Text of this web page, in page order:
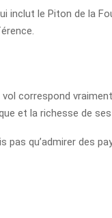
inclut le Piton de la
correspond
et la richesse de
pas qu’admirer des